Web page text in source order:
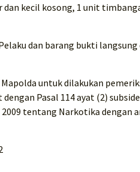
dan kecil kosong, 1 unit
dan barang bukti
Mapolda untuk dilakukan
Pasal 114 ayat (2)
tentang Narkotika dengan